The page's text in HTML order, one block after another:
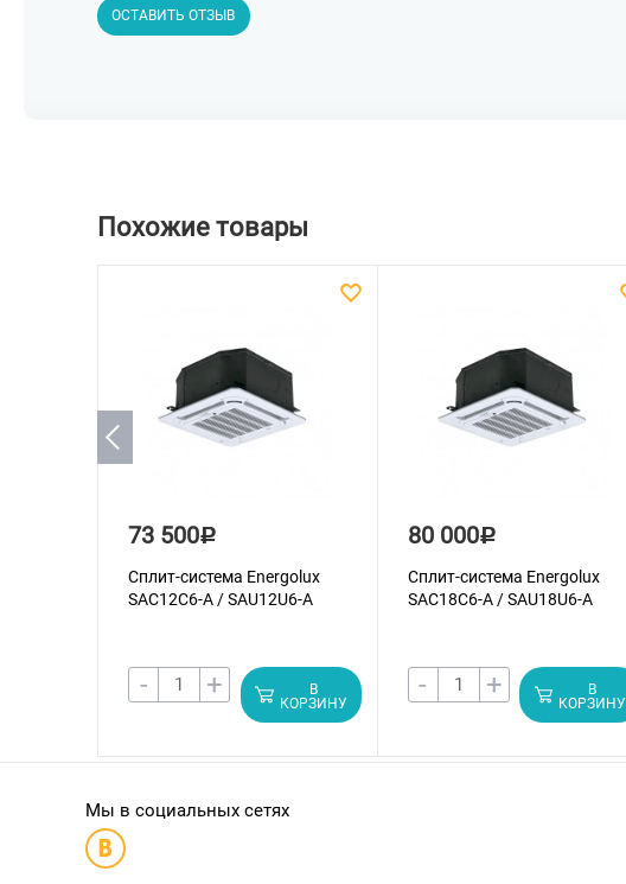
ОСТАВИТЬ ОТЗЫВ
Похожие товары
73 500Р
Сплит-система Energolux
SAС12С6-A / SAU12U6-A
- +
В
КОРЗИНУ
80 000Р
Сплит-система Energolux
SAС18С6-A / SAU18U6-A
- +
В
КОРЗИНУ
Мы в социальных сетях